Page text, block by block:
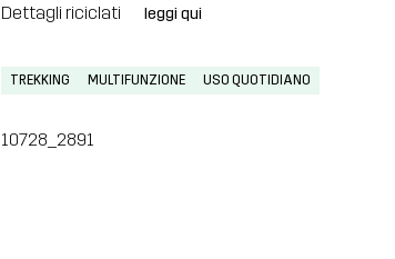
Dettagli riciclati leggi qui
TREKKING MULTIFUNZIONE USO QUOTIDIANO
10728_2891